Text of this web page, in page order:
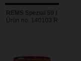
REMS Spezial 50 l
Ürün no. 140103 R